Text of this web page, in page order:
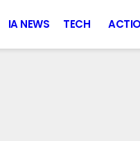
IA NEWS TECH